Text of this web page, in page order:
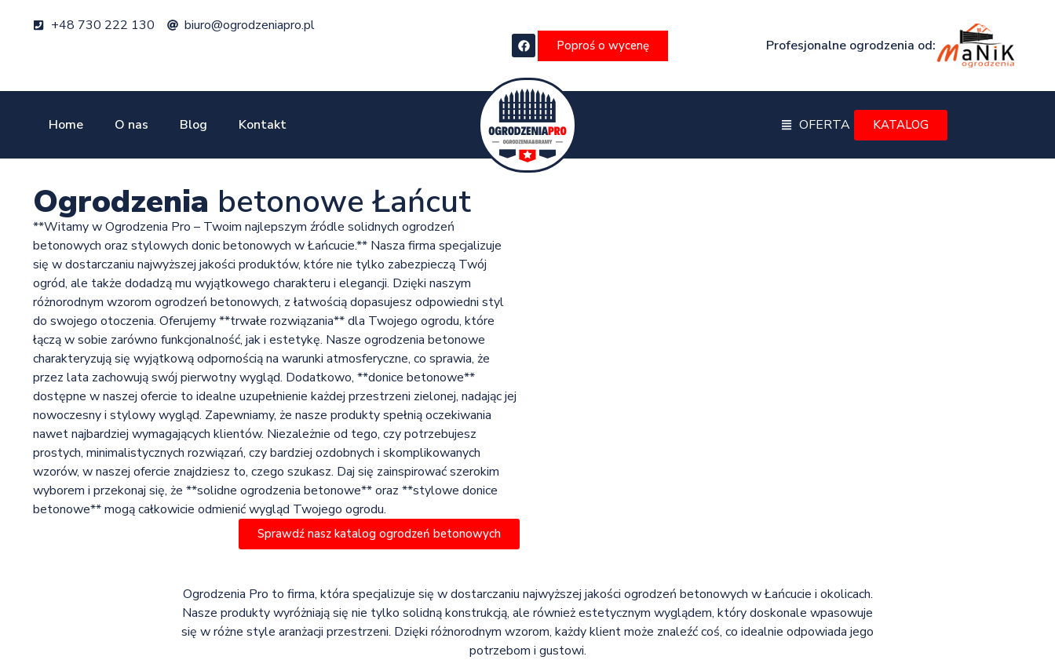
+48 730 222 130 biuro@ogrodzeniapro.pl
Poproś o wycenę Profesjonalne ogrodzenia od:
Home O nas Blog Kontakt OFERTA KATALOG
Ogrodzenia betonowe Łańcut
**Witamy w Ogrodzenia Pro – Twoim najlepszym źródle solidnych ogrodzeń
betonowych oraz stylowych donic betonowych w Łańcucie.** Nasza firma specjalizuje
się w dostarczaniu najwyższej jakości produktów, które nie tylko zabezpieczą Twój
ogród, ale także dodadzą mu wyjątkowego charakteru i elegancji. Dzięki naszym
różnorodnym wzorom ogrodzeń betonowych, z łatwością dopasujesz odpowiedni styl
do swojego otoczenia. Oferujemy **trwałe rozwiązania** dla Twojego ogrodu, które
łączą w sobie zarówno funkcjonalność, jak i estetykę. Nasze ogrodzenia betonowe
charakteryzują się wyjątkową odpornością na warunki atmosferyczne, co sprawia, że
przez lata zachowują swój pierwotny wygląd. Dodatkowo, **donice betonowe**
dostępne w naszej ofercie to idealne uzupełnienie każdej przestrzeni zielonej, nadając jej
nowoczesny i stylowy wygląd. Zapewniamy, że nasze produkty spełnią oczekiwania
nawet najbardziej wymagających klientów. Niezależnie od tego, czy potrzebujesz
prostych, minimalistycznych rozwiązań, czy bardziej ozdobnych i skomplikowanych
wzorów, w naszej ofercie znajdziesz to, czego szukasz. Daj się zainspirować szerokim
wyborem i przekonaj się, że **solidne ogrodzenia betonowe** oraz **stylowe donice
betonowe** mogą całkowicie odmienić wygląd Twojego ogrodu.
Sprawdź nasz katalog ogrodzeń betonowych
Ogrodzenia Pro to firma, która specjalizuje się w dostarczaniu najwyższej jakości ogrodzeń betonowych w Łańcucie i okolicach.
Nasze produkty wyróżniają się nie tylko solidną konstrukcją, ale również estetycznym wyglądem, który doskonale wpasowuje
się w różne style aranżacji przestrzeni. Dzięki różnorodnym wzorom, każdy klient może znaleźć coś, co idealnie odpowiada jego
potrzebom i gustowi.